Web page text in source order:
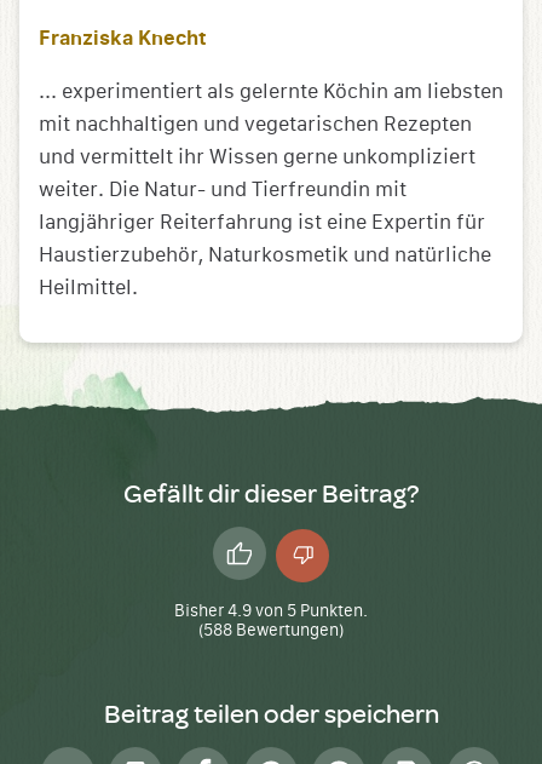
Franziska Knecht
... experimentiert als gelernte Köchin am liebsten
mit nachhaltigen und vegetarischen Rezepten
und vermittelt ihr Wissen gerne unkompliziert
weiter. Die Natur- und Tierfreundin mit
langjähriger Reiterfahrung ist eine Expertin für
Haustierzubehör, Naturkosmetik und natürliche
Heilmittel.
Gefällt dir dieser Beitrag?
Daumen
hoch
Daumen
runter
Bisher4.9von 5 Punkten.
(588 Bewertungen)
Beitrag teilen oder speichern